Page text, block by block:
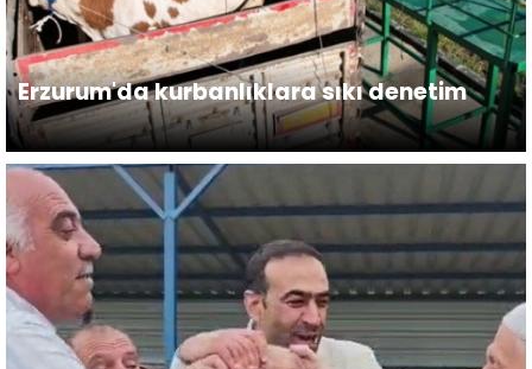
Erzurum'da kurbanlıklara sıkı denetim